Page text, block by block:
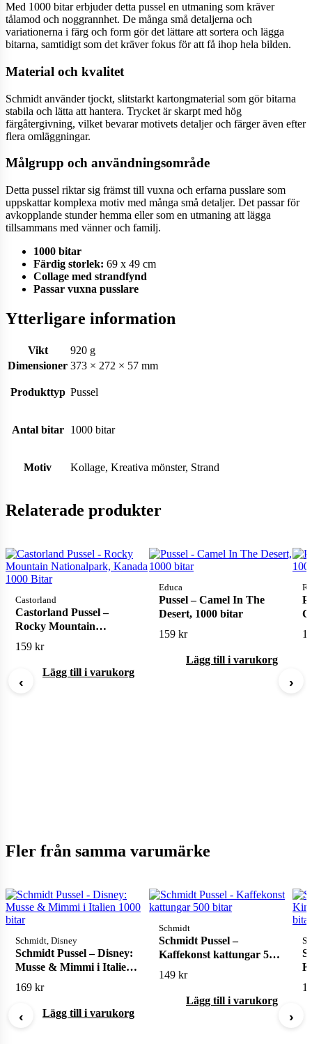
Med 1000 bitar erbjuder detta pussel en utmaning som kräver
tålamod och noggrannhet. De många små detaljerna och
variationerna i färg och form gör det lättare att sortera och lägga
bitarna, samtidigt som det kräver fokus för att få ihop hela bilden.
Material och kvalitet
Schmidt använder tjockt, slitstarkt kartongmaterial som gör bitarna
stabila och lätta att hantera. Trycket är skarpt med hög
färgåtergivning, vilket bevarar motivets detaljer och färger även efter
flera omläggningar.
Målgrupp och användningsområde
Detta pussel riktar sig främst till vuxna och erfarna pusslare som
uppskattar komplexa motiv med många små detaljer. Det passar för
avkopplande stunder hemma eller som en utmaning att lägga
tillsammans med vänner och familj.
1000 bitar
Färdig storlek: 69 x 49 cm
Collage med strandfynd
Passar vuxna pusslare
Ytterligare information
Vikt
920 g
Dimensioner 373 × 272 × 57 mm
Produkttyp Pussel
Antal bitar 1000 bitar
Motiv Kollage, Kreativa mönster, Strand
Relaterade produkter
‹
Castorland
Castorland Pussel –
Rocky Mountain
Nationalpark, Kanada
1000 Bitar
159 kr
Lägg till i varukorg
Educa
Pussel – Camel In The
Desert, 1000 bitar
159 kr
Lägg till i varukorg
›
Fler från samma varumärke
‹
Schmidt, Disney
Schmidt Pussel – Disney:
Musse & Mimmi i Italien
1000 bitar
169 kr
Lägg till i varukorg
Schmidt
Schmidt Pussel –
Kaffekonst kattungar 500
bitar
149 kr
Lägg till i varukorg
›